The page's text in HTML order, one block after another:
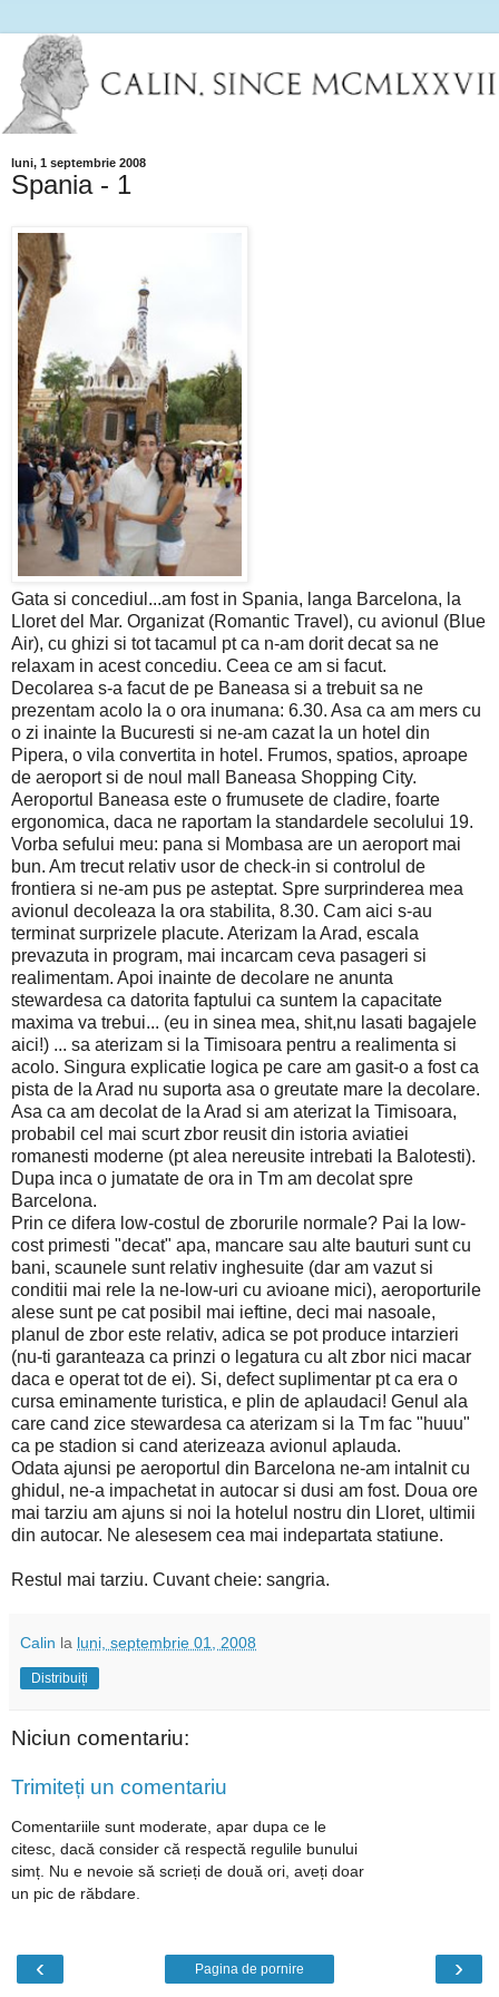
luni, 1 septembrie 2008
Spania - 1
Gata si concediul...am fost in Spania, langa Barcelona, la
Lloret del Mar. Organizat (Romantic Travel), cu avionul (Blue
Air), cu ghizi si tot tacamul pt ca n-am dorit decat sa ne
relaxam in acest concediu. Ceea ce am si facut.
Decolarea s-a facut de pe Baneasa si a trebuit sa ne
prezentam acolo la o ora inumana: 6.30. Asa ca am mers cu
o zi inainte la Bucuresti si ne-am cazat la un hotel din
Pipera, o vila convertita in hotel. Frumos, spatios, aproape
de aeroport si de noul mall Baneasa Shopping City.
Aeroportul Baneasa este o frumusete de cladire, foarte
ergonomica, daca ne raportam la standardele secolului 19.
Vorba sefului meu: pana si Mombasa are un aeroport mai
bun. Am trecut relativ usor de check-in si controlul de
frontiera si ne-am pus pe asteptat. Spre surprinderea mea
avionul decoleaza la ora stabilita, 8.30. Cam aici s-au
terminat surprizele placute. Aterizam la Arad, escala
prevazuta in program, mai incarcam ceva pasageri si
realimentam. Apoi inainte de decolare ne anunta
stewardesa ca datorita faptului ca suntem la capacitate
maxima va trebui... (eu in sinea mea, shit,nu lasati bagajele
aici!) ... sa aterizam si la Timisoara pentru a realimenta si
acolo. Singura explicatie logica pe care am gasit-o a fost ca
pista de la Arad nu suporta asa o greutate mare la decolare.
Asa ca am decolat de la Arad si am aterizat la Timisoara,
probabil cel mai scurt zbor reusit din istoria aviatiei
romanesti moderne (pt alea nereusite intrebati la Balotesti).
Dupa inca o jumatate de ora in Tm am decolat spre
Barcelona.
Prin ce difera low-costul de zborurile normale? Pai la low-
cost primesti "decat" apa, mancare sau alte bauturi sunt cu
bani, scaunele sunt relativ inghesuite (dar am vazut si
conditii mai rele la ne-low-uri cu avioane mici), aeroporturile
alese sunt pe cat posibil mai ieftine, deci mai nasoale,
planul de zbor este relativ, adica se pot produce intarzieri
(nu-ti garanteaza ca prinzi o legatura cu alt zbor nici macar
daca e operat tot de ei). Si, defect suplimentar pt ca era o
cursa eminamente turistica, e plin de aplaudaci! Genul ala
care cand zice stewardesa ca aterizam si la Tm fac "huuu"
ca pe stadion si cand aterizeaza avionul aplauda.
Odata ajunsi pe aeroportul din Barcelona ne-am intalnit cu
ghidul, ne-a impachetat in autocar si dusi am fost. Doua ore
mai tarziu am ajuns si noi la hotelul nostru din Lloret, ultimii
din autocar. Ne alesesem cea mai indepartata statiune.
Restul mai tarziu. Cuvant cheie: sangria.
Calin la luni, septembrie 01, 2008
Distribuiți
Niciun comentariu:
Trimiteți un comentariu
Comentariile sunt moderate, apar dupa ce le
citesc, dacă consider că respectă regulile bunului
simț. Nu e nevoie să scrieți de două ori, aveți doar
un pic de răbdare.
‹ ›
Pagina de pornire